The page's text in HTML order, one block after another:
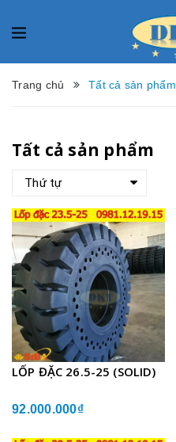
Trang chủ Tất cả sản phẩm
Tất cả sản phẩm
Thứ tự
LỐP ĐẶC 26.5-25 (SOLID)
92.000.000₫